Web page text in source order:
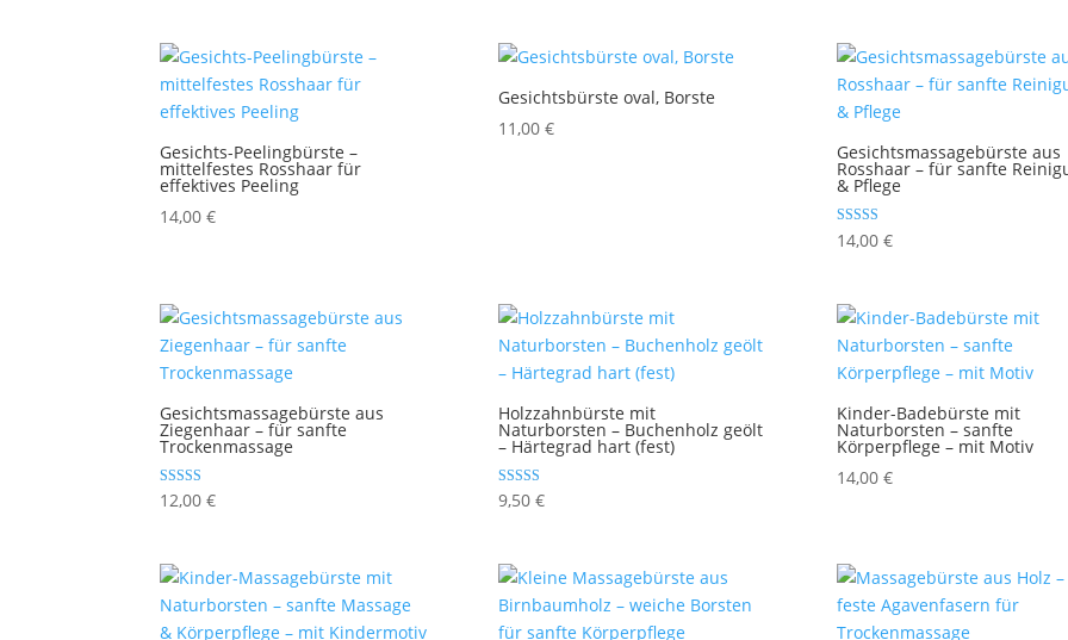
Gesichts-Peelingbürste –
mittelfestes Rosshaar für
effektives Peeling
14,00€
Gesichtsbürste oval, Borste
11,00 €
Gesichtsmassagebürste aus
Rosshaar – für sanfte
& Pflege
Bewertet mit
5.00
14,00 €
Gesichtsmassagebürste aus
Ziegenhaar – für sanfte
Trockenmassage
Bewertet mit
5.00
12,00€
Holzzahnbürste mit
Naturborsten – Buchenholz geölt
– Härtegrad hart (fest)
Bewertet mit
5.00
9,50 €
Kinder-Badebürste mit
Naturborsten – sanfte
Körperpflege – mit Motiv
14,00 €